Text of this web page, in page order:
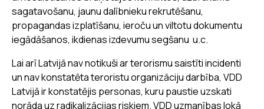
sagatavošanu, jaunu dalībnieku rekrutēšanu,
propagandas izplatīšanu, ieroču un viltotu dokumentu
iegādāšanos, ikdienas izdevumu segšanu u.c.
Lai arī Latvijā nav notikuši ar terorismu saistīti incidenti
un nav konstatēta teroristu organizāciju darbība, VDD
Latvijā ir konstatējis personas, kuru paustie uzskati
norāda uz radikalizācijas riskiem. VDD uzmanības lokā